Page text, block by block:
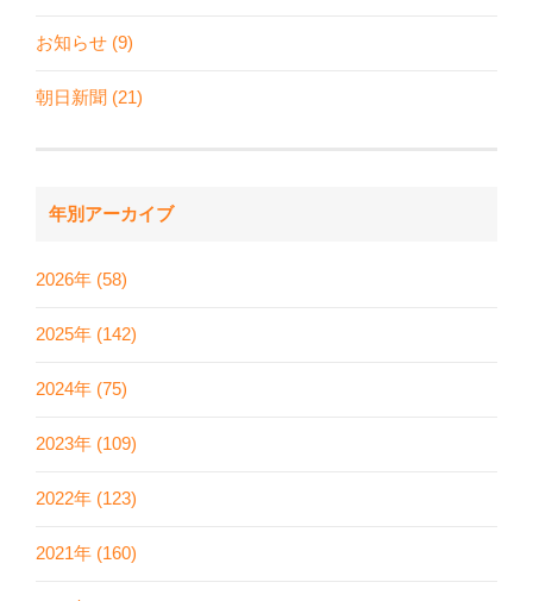
お知らせ (9)
朝日新聞 (21)
年別アーカイブ
2026年 (58)
2025年 (142)
2024年 (75)
2023年 (109)
2022年 (123)
2021年 (160)